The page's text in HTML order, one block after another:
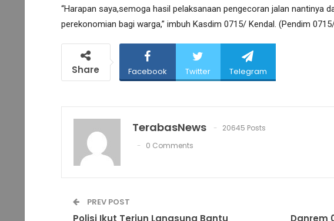
“Harapan saya,semoga hasil pelaksanaan pengecoran jalan nantinya
perekonomian bagi warga,” imbuh Kasdim 0715/ Kendal. (Pendim
Share Facebook Twitter Telegram
TerabasNews
20645 Posts
0 Comments
PREV POST
Polisi Ikut Terjun Langsung Bantu
Danrem